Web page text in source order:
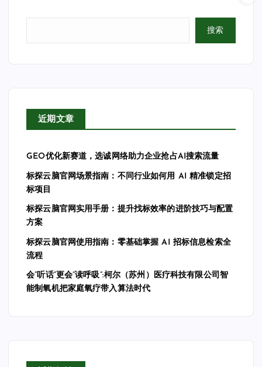
搜索
近期文章
GEO优化新赛道，选诚网络助力企业抢占AI搜索流量
标探云脑官网场景指南：不同行业如何用 AI 精准锁定招
标项目
标探云脑官网实用手册：提升找标效率的进阶技巧与配置
方案
标探云脑官网使用指南：零基础掌握 AI 招标信息检索全
流程
会”听话”更会”读呼吸”:柯尔（苏州）医疗科技有限公司智
能制氧机把家庭氧疗带入算法时代